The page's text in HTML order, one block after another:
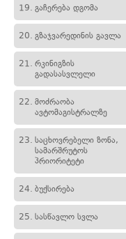
19. გაჩერება დგომა
20. გზაჯვარედინის გავლა
21. რკინიგზის
გადასასვლელი
22. მოძრაობა
ავტომაგისტრალზე
23. საცხოვრებელი ზონა,
სამარშრუტოს
პრიორიტეტი
24. ბუქსირება
25. სასწავლო სვლა